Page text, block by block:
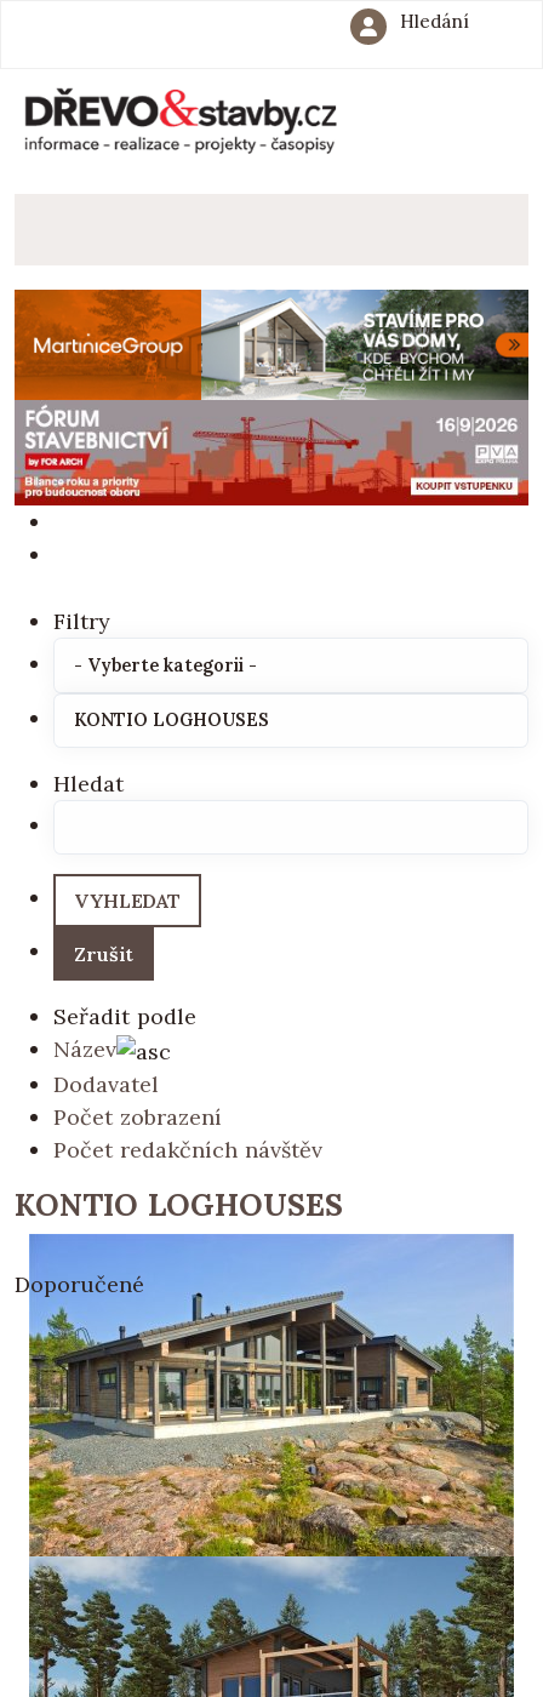
Hledání
Filtry
Hledat
Seřadit podle
Název
Dodavatel
Počet zobrazení
Počet redakčních návštěv
KONTIO LOGHOUSES
Doporučené